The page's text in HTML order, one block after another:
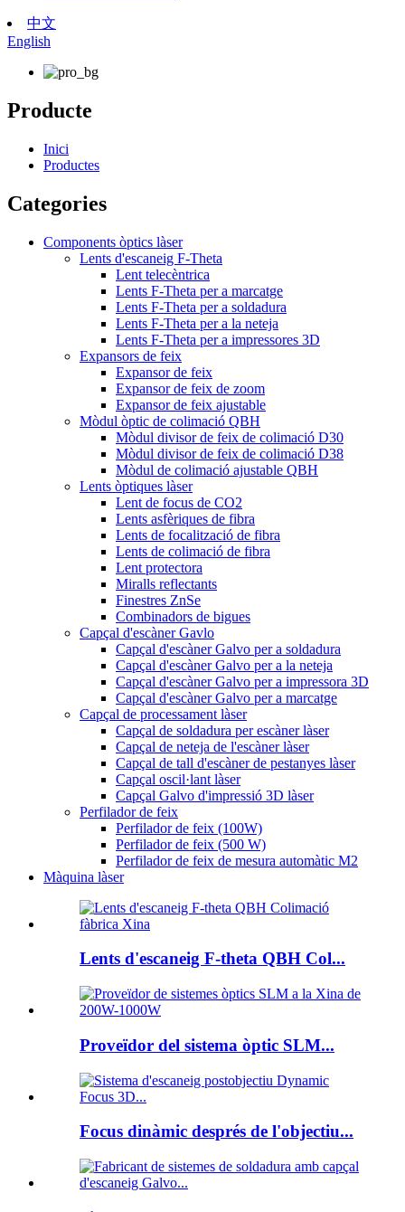
中文
English
Producte
Inici
Productes
Categories
Components òptics làser
Lents d'escaneig F-Theta
Lent telecèntrica
Lents F-Theta per a marcatge
Lents F-Theta per a soldadura
Lents F-Theta per a la neteja
Lents F-Theta per a impressores 3D
Expansors de feix
Expansor de feix
Expansor de feix de zoom
Expansor de feix ajustable
Mòdul òptic de colimació QBH
Mòdul divisor de feix de colimació D30
Mòdul divisor de feix de colimació D38
Mòdul de colimació ajustable QBH
Lents òptiques làser
Lent de focus de CO2
Lents asfèriques de fibra
Lents de focalització de fibra
Lents de colimació de fibra
Lent protectora
Miralls reflectants
Finestres ZnSe
Combinadors de bigues
Capçal d'escàner Gavlo
Capçal d'escàner Galvo per a soldadura
Capçal d'escàner Galvo per a la neteja
Capçal d'escàner Galvo per a impressora 3D
Capçal d'escàner Galvo per a marcatge
Capçal de processament làser
Capçal de soldadura per escàner làser
Capçal de neteja de l'escàner làser
Capçal de tall d'escàner de pestanyes làser
Capçal oscil·lant làser
Capçal Galvo d'impressió 3D làser
Perfilador de feix
Perfilador de feix (100W)
Perfilador de feix (500 W)
Perfilador de feix de mesura automàtic M2
Màquina làser
Lents d'escaneig F-theta QBH Col...
Proveïdor del sistema òptic SLM...
Focus dinàmic després de l'objectiu...